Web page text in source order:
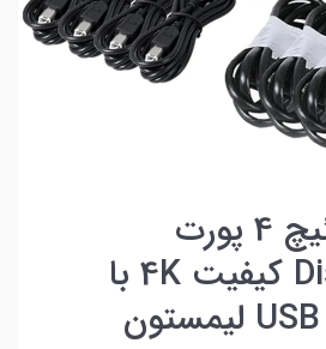
کی وی ام سوئیچ 4 پورت
DisplayPort 1.2 کیفیت 4K با